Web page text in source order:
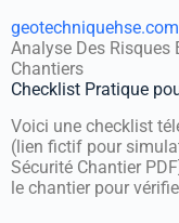
geotechniquehse.com
Analyse Des Risques
Chantiers
Checklist Pratique
Voici une checklist
(lien fictif pour
Sécurité Chantier
le chantier pour